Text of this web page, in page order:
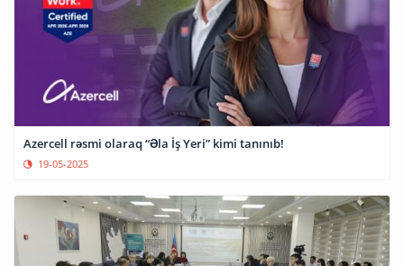
Azercell rəsmi olaraq “Əla İş Yeri” kimi tanınıb!
19-05-2025